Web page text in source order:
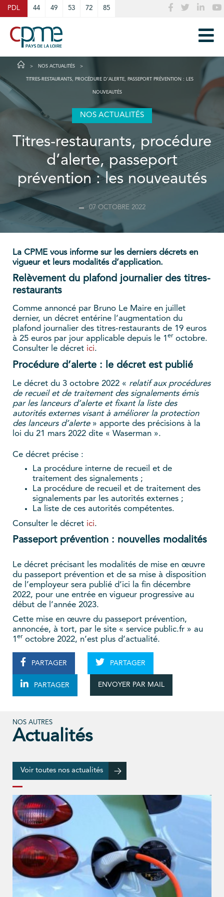
PDL 44 49 53 72 85
NOS ACTUALITÉS
TITRES-RESTAURANTS, PROCÉDURE D’ALERTE, PASSEPORT PRÉVENTION : LES
NOUVEAUTÉS
NOS ACTUALITÉS
Titres-restaurants, procédure
d’alerte, passeport
prévention : les nouveautés
07 OCTOBRE 2022
La CPME vous informe sur les derniers décrets en
vigueur et leurs modalités d’application.
Relèvement du plafond journalier des titres-
restaurants
Comme annoncé par Bruno Le Maire en juillet
dernier, un décret entérine l’augmentation du
plafond journalier des titres-restaurants de 19 euros
à 25 euros par jour applicable depuis le 1 er octobre.
Consulter le décret ici.
Procédure d’alerte : le décret est publié
Le décret du 3 octobre 2022 « relatif aux procédures
de recueil et de traitement des signalements émis
par les lanceurs d’alerte et fixant la liste des
autorités externes visant à améliorer la protection
des lanceurs d’alerte» apporte des précisions à la
loi du 21 mars 2022 dite « Waserman ».
Ce décret précise :
La procédure interne de recueil et de
traitement des signalements ;
La procédure de recueil et de traitement des
signalements par les autorités externes ;
La liste de ces autorités compétentes.
Consulter le décret ici.
Passeport prévention : nouvelles modalités
Le décret précisant les modalités de mise en œuvre
du passeport prévention et de sa mise à disposition
de l’employeur sera publié d’ici la fin décembre
2022, pour une entrée en vigueur progressive au
début de l’année 2023.
Cette mise en œuvre du passeport prévention,
annoncée, à tort, par le site « service public.fr » au
1 er octobre 2022, n’est plus d’actualité.
PARTAGER PARTAGER
PARTAGER ENVOYER PAR MAIL
NOS AUTRES
Actualités
Voir toutes nos actualités
Cookies management panel